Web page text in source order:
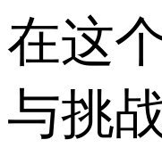
在这
与挑